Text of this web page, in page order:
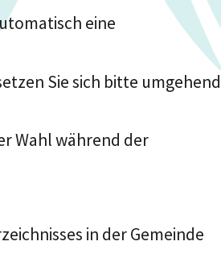
eine
Sie sich bitte umgehend
Wahl während der
in der Gemeinde